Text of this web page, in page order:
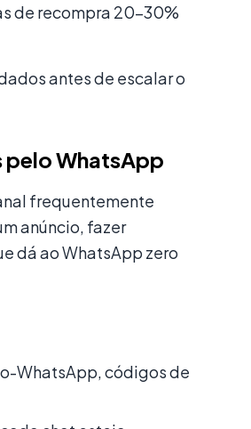
de recompra 20–30%
antes de escalar o
pelo WhatsApp
frequentemente
anúncio, fazer
dá ao WhatsApp zero
WhatsApp, códigos de